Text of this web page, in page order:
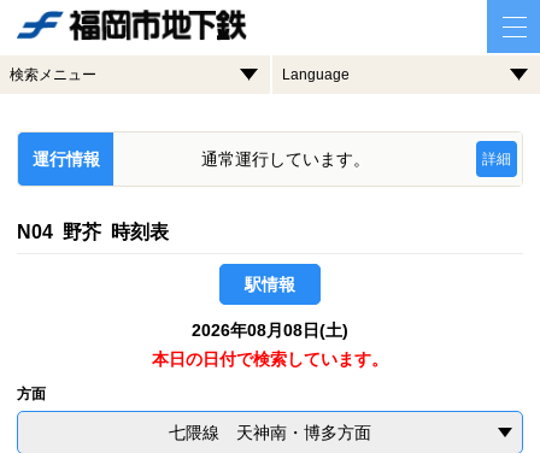
検索メニュー Language
運行情報 通常運行しています。 詳細
N04 野芥 時刻表
駅情報
2026年08月08日(土)
本日の日付で検索しています。
方面
七隈線 天神南・博多方面